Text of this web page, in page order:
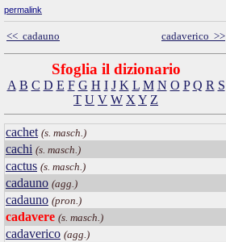
permalink
<< cadauno cadaverico >>
Sfoglia il dizionario
A B C D E F G H I J K L M N O P Q R S
T U V W X Y Z
cachet (s. masch.)
cachi (s. masch.)
cactus (s. masch.)
cadauno (agg.)
cadauno (pron.)
cadavere (s. masch.)
cadaverico (agg.)